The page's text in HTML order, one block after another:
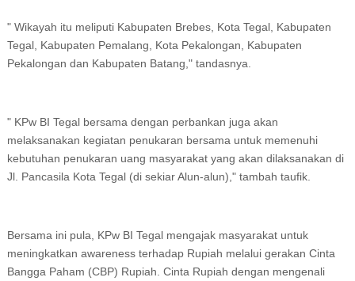
" Wikayah itu meliputi Kabupaten Brebes, Kota Tegal, Kabupaten
Tegal, Kabupaten Pemalang, Kota Pekalongan, Kabupaten
Pekalongan dan Kabupaten Batang," tandasnya.
" KPw BI Tegal bersama dengan perbankan juga akan
melaksanakan kegiatan penukaran bersama untuk memenuhi
kebutuhan penukaran uang masyarakat yang akan dilaksanakan di
Jl. Pancasila Kota Tegal (di sekiar Alun-alun)," tambah taufik.
Bersama ini pula, KPw BI Tegal mengajak masyarakat untuk
meningkatkan awareness terhadap Rupiah melalui gerakan Cinta
Bangga Paham (CBP) Rupiah. Cinta Rupiah dengan mengenali